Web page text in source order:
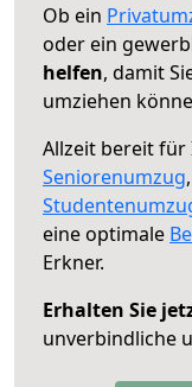
Ob ein
oder ein
helfen, damit
umziehen
Allzeit bereit für
Seniorenumzug,
eine optimale
Erkner.
Erhalten Sie
unverbindliche